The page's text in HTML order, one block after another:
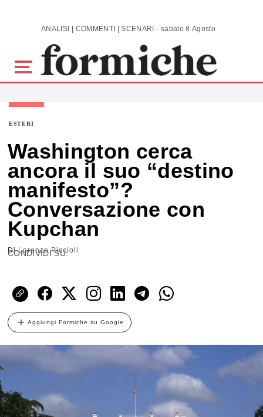
Skip to main content ANALISI | COMMENTI | SCENARI - sabato 8 Agosto 2026
ESTERI
Washington cerca
ancora il suo “destino
manifesto”?
Conversazione con
Kupchan
DiLorenzo Piccioli
CONDIVIDI SU:
Aggiungi Formiche su Google